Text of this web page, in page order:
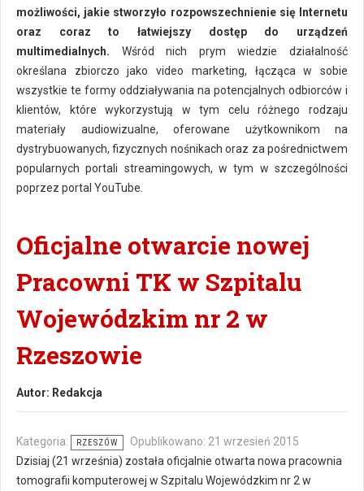
możliwości, jakie stworzyło rozpowszechnienie się Internetu
oraz coraz to łatwiejszy dostęp do urządzeń
multimedialnych. Wśród nich prym wiedzie działalność
określana zbiorczo jako video marketing, łącząca w sobie
wszystkie te formy oddziaływania na potencjalnych odbiorców i
klientów, które wykorzystują w tym celu różnego rodzaju
materiały audiowizualne, oferowane użytkownikom na
dystrybuowanych, fizycznych nośnikach oraz za pośrednictwem
popularnych portali streamingowych, w tym w szczególności
poprzez portal YouTube.
Oficjalne otwarcie nowej
Pracowni TK w Szpitalu
Wojewódzkim nr 2 w
Rzeszowie
Autor: Redakcja
Kategoria: RZESZÓW
Opublikowano: 21 wrzesień 2015
Dzisiaj (21 września) została oficjalnie otwarta nowa pracownia
tomografii komputerowej w Szpitalu Wojewódzkim nr 2 w